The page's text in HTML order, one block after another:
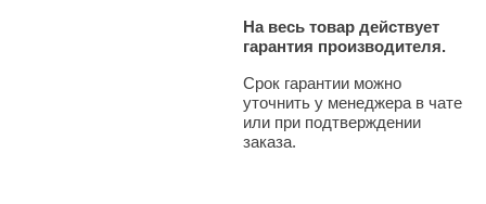
На весь товар действует
гарантия производителя.
Срок гарантии можно
уточнить у менеджера в чате
или при подтверждении
заказа.